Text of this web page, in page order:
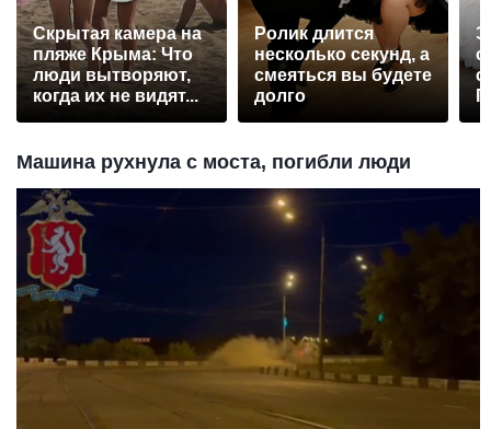
Скрытая камера на
пляже Крыма: Что
люди вытворяют,
когда их не видят...
Ролик длится
несколько секунд, а
смеяться вы будете
долго
Машина рухнула с моста, погибли люди